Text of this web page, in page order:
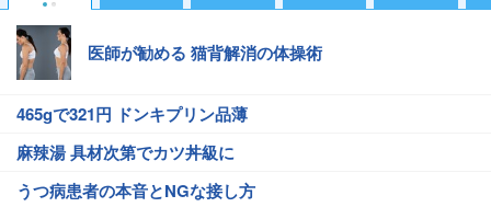
医師が勧める 猫背解消の体操術
465gで321円 ドンキプリン品薄
麻辣湯 具材次第でカツ丼級に
うつ病患者の本音とNGな接し方